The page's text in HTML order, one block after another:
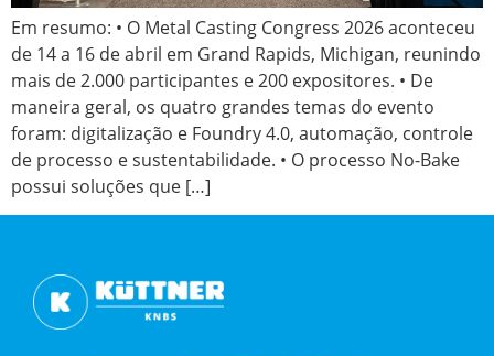
Em resumo: • O Metal Casting Congress 2026 aconteceu
de 14 a 16 de abril em Grand Rapids, Michigan, reunindo
mais de 2.000 participantes e 200 expositores. • De
maneira geral, os quatro grandes temas do evento
foram: digitalização e Foundry 4.0, automação, controle
de processo e sustentabilidade. • O processo No-Bake
possui soluções que […]